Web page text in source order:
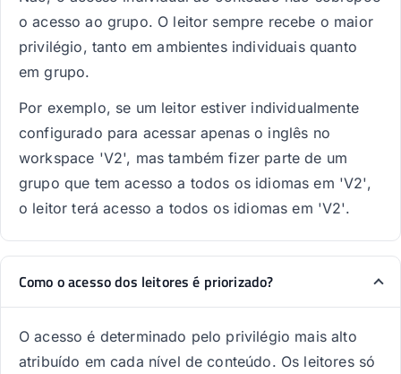
o acesso ao grupo. O leitor sempre recebe o maior
privilégio, tanto em ambientes individuais quanto
em grupo.
Por exemplo, se um leitor estiver individualmente
configurado para acessar apenas o inglês no
workspace 'V2', mas também fizer parte de um
grupo que tem acesso a todos os idiomas em 'V2',
o leitor terá acesso a todos os idiomas em 'V2'.
Como o acesso dos leitores é priorizado?
O acesso é determinado pelo privilégio mais alto
atribuído em cada nível de conteúdo. Os leitores só